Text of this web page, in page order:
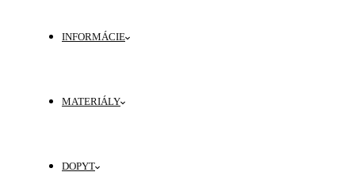
INFORMÁCIE
MATERIÁLY
DOPYT